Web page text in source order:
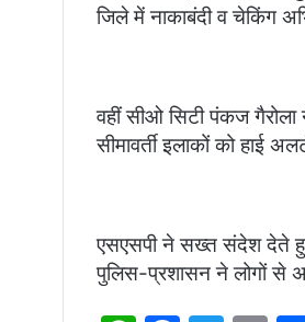
जिले में नाकाबंदी व चेकिंग
वहीं सीओ सिटी पंकज
सीमावर्ती इलाकों को हाई
एसएसपी ने सख्त संदेश देते हुए
पुलिस-प्रशासन ने लोगों से